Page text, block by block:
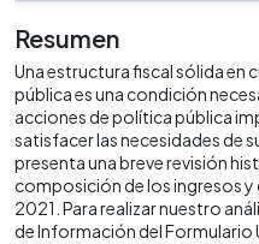
Resumen
Una estructura fiscal sólida en
pública es una condición
acciones de política pública
satisfacer las necesidades de
presenta una breve revisión
composición de los ingresos y
2021. Para realizar nuestro
de Información del Formulario